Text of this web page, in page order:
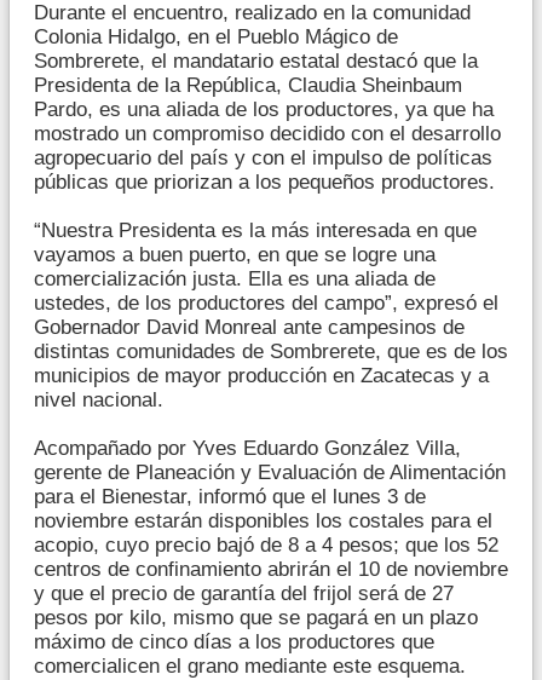
Durante el encuentro, realizado en la comunidad
Colonia Hidalgo, en el Pueblo Mágico de
Sombrerete, el mandatario estatal destacó que la
Presidenta de la República, Claudia Sheinbaum
Pardo, es una aliada de los productores, ya que ha
mostrado un compromiso decidido con el desarrollo
agropecuario del país y con el impulso de políticas
públicas que priorizan a los pequeños productores.
“Nuestra Presidenta es la más interesada en que
vayamos a buen puerto, en que se logre una
comercialización justa. Ella es una aliada de
ustedes, de los productores del campo”, expresó el
Gobernador David Monreal ante campesinos de
distintas comunidades de Sombrerete, que es de los
municipios de mayor producción en Zacatecas y a
nivel nacional.
Acompañado por Yves Eduardo González Villa,
gerente de Planeación y Evaluación de Alimentación
para el Bienestar, informó que el lunes 3 de
noviembre estarán disponibles los costales para el
acopio, cuyo precio bajó de 8 a 4 pesos; que los 52
centros de confinamiento abrirán el 10 de noviembre
y que el precio de garantía del frijol será de 27
pesos por kilo, mismo que se pagará en un plazo
máximo de cinco días a los productores que
comercialicen el grano mediante este esquema.